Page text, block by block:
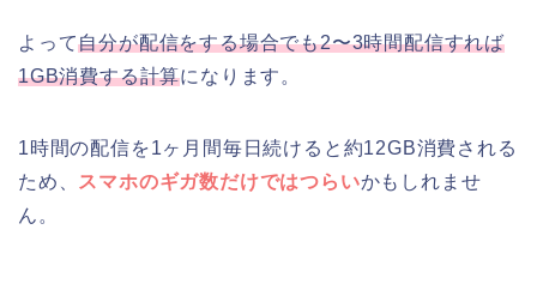
よって自分が配信をする場合でも2〜3時間配信すれば
1GB消費する計算になります。
1時間の配信を1ヶ月間毎日続けると約12GB消費される
ため、 スマホのギガ数だけではつらいかもしれませ
ん。